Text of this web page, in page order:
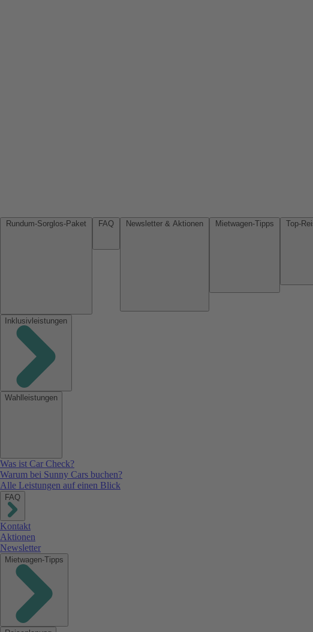
Inklusivleistungen
Wahlleistungen
Was ist Car Check?
Warum bei Sunny Cars buchen?
Alle Leistungen auf einen Blick
FAQ
Kontakt
Aktionen
Newsletter
Mietwagen-Tipps